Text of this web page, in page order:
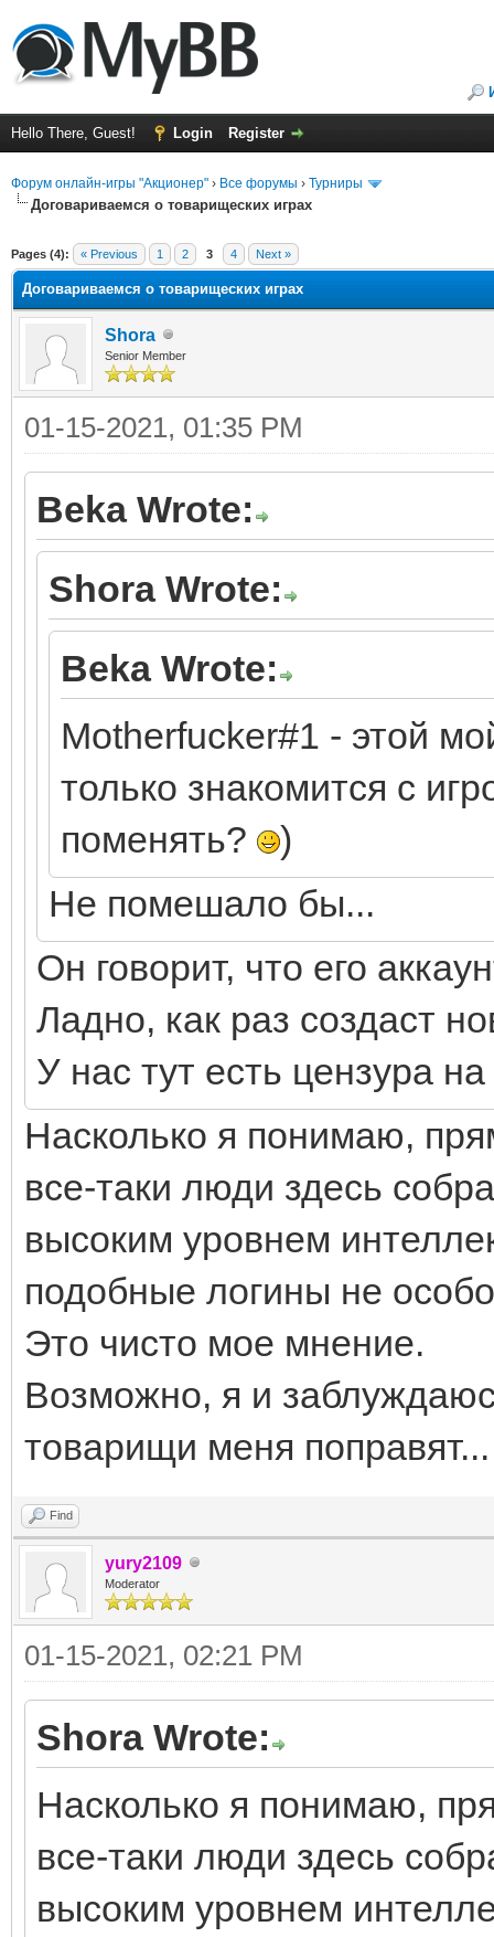
Hello There, Guest! Login Register
Форум онлайн-игры "Акционер" › Все форумы › Турниры
Договариваемся о товарищеских играх
Pages (4): « Previous 1 2 3 4 Next »
Договариваемся о товарищеских играх
Shora
Senior Member
01-15-2021, 01:35 PM
Beka Wrote:
Shora Wrote:
Beka Wrote:
Motherfucker#1 - этой
только знакомится с
поменять?
)
Не помешало бы...
Он говорит, что его
Ладно, как раз создаст
У нас тут есть цензура
Насколько я понимаю,
все-таки люди здесь
высоким уровнем
подобные логины не
Это чисто мое мнение.
Возможно, я и
товарищи меня поправят...
Find
yury2109
Moderator
01-15-2021, 02:21 PM
Shora Wrote:
Насколько я понимаю,
все-таки люди здесь
высоким уровнем